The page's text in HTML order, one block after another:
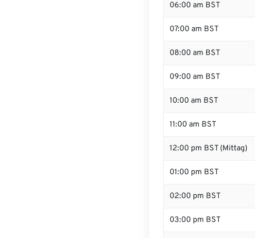
06:00 am BST
07:00 am BST
08:00 am BST
09:00 am BST
10:00 am BST
11:00 am BST
12:00 pm BST (Mittag)
01:00 pm BST
02:00 pm BST
03:00 pm BST